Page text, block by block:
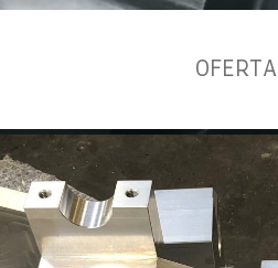
OFERTA